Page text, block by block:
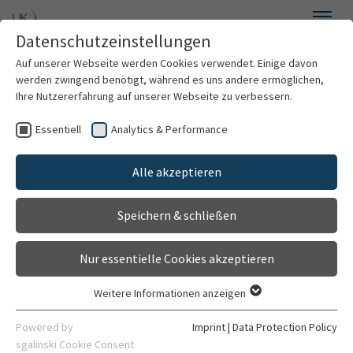
Skip to main content
Clinics & Institutes
Organization
Contact
Outpatient department for
myasthenia
Walk-in clinic
Department of Neurology
Datenschutzeinstellungen
Auf unserer Webseite werden Cookies verwendet. Einige davon
werden zwingend benötigt, während es uns andere ermöglichen,
Ihre Nutzererfahrung auf unserer Webseite zu verbessern.
Essentiell Analytics & Performance
Alle akzeptieren
Speichern & schließen
Nur essentielle Cookies akzeptieren
Essentielle Cookies werden für grundlegende Funktionen der
Webseite benötigt. Dadurch ist gewährleistet, dass die
Weitere Informationen anzeigen
Powered by
sgalinski Cookie Consent
Imprint| Data Protection Policy